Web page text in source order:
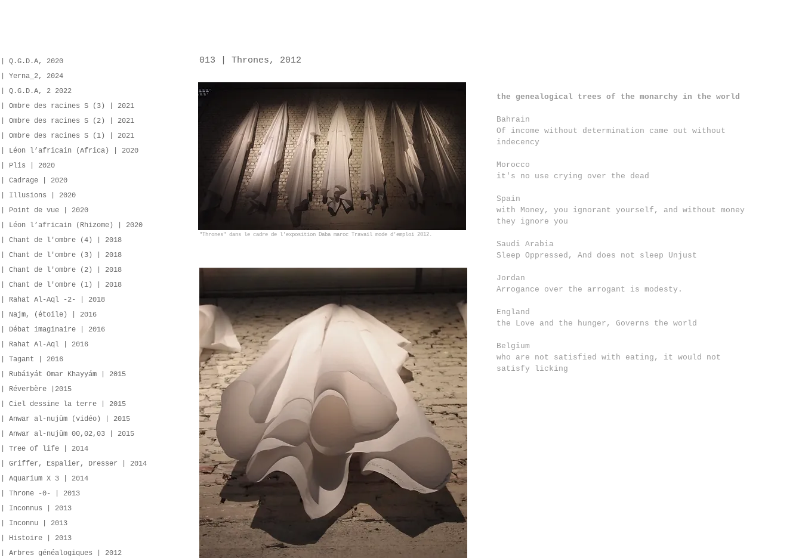
013 | Thrones, 2012
"Thrones" dans le cadre de l'exposition Daba maroc Travail mode d'emploi 2012.
the genealogical trees of the monarchy in the world
Bahrain
Of income without determination came out without
indecency
Morocco
it's no use crying over the dead
Spain
with Money, you ignorant yourself, and without money
they ignore you
Saudi Arabia
Sleep Oppressed, And does not sleep Unjust
Jordan
Arrogance over the arrogant is modesty.
England
the Love and the hunger, Governs the world
Belgium
who are not satisfied with eating, it would not
satisfy licking
Q.G.D.A, 2020
Yerna_2, 2024
Q.G.D.A, 2 2022
| Ombre des racines S (3) | 2021
| Ombre des racines S (2) | 2021
| Ombre des racines S (1) | 2021
| Léon l’africain (Africa) | 2020
| Plis | 2020
Cadrage | 2020
| Illusions | 2020
| Point de vue | 2020
| Léon l’africain (Rhizome) | 2020
| Chant de l'ombre (4) | 2018
| Chant de l'ombre (3) | 2018
| Chant de l'ombre (2) | 2018
| Chant de l'ombre (1) | 2018
| Rahat Al-Aql -2- | 2018
| Najm, (étoile) | 2016
| Débat imaginaire | 2016
| Rahat Al-Aql | 2016
| Tagant | 2016
Rubáiyát Omar Khayyám | 2015
Réverbère |2015
| Ciel dessine la terre | 2015
| Anwar al-nujūm (vidéo) | 2015
Anwar al-nujūm 00,02,03 | 2015
| Tree of life | 2014
| Griffer, Espalier, Dresser | 2014
Aquarium X 3 | 2014
| Throne -0- | 2013
| Inconnus | 2013
| Inconnu | 2013
| Histoire | 2013
Arbres généalogiques | 2012